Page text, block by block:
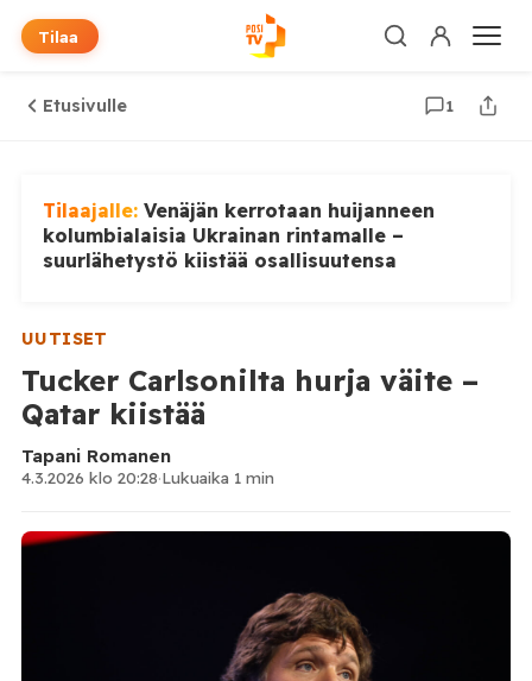
Tilaa
Etusivulle 1
Tilaajalle: Venäjän kerrotaan huijanneen
kolumbialaisia Ukrainan rintamalle –
suurlähetystö kiistää osallisuutensa
UUTISET
Tucker Carlsonilta hurja väite –
Qatar kiistää
Tapani Romanen
4.3.2026 klo 20:28·Lukuaika 1 min